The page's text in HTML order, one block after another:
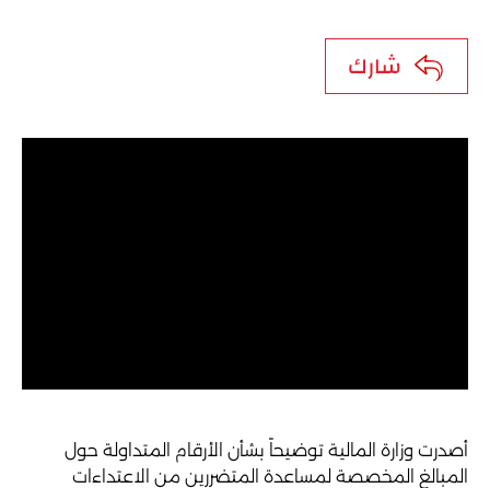
شارك
أصدرت وزارة المالية توضيحاً بشأن الأرقام المتداولة حول
المبالغ المخصصة لمساعدة المتضررين من الاعتداءات